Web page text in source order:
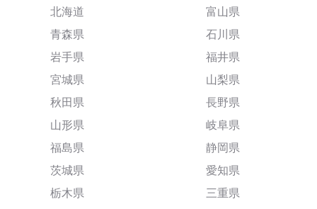
北海道
青森県
岩手県
宮城県
秋田県
山形県
福島県
茨城県
栃木県
富山県
石川県
福井県
山梨県
長野県
岐阜県
静岡県
愛知県
三重県